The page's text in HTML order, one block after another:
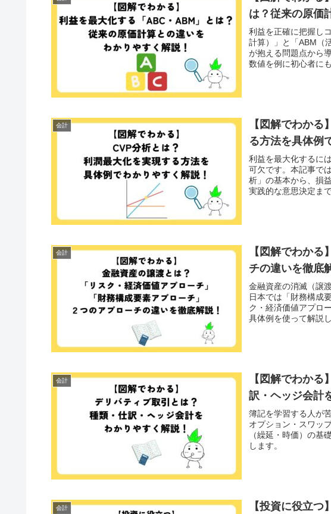
は？従来の原価
利益を正確に把握し
計算）」と「ABM（
が抱える問題点から
数値を例に初心者に
会計
【図解でわか
る方法を具体例
利益を最大化するに
可欠です。本記事で
析」の基本から、損
実践的な意思決定ま
会計
【図解でわか
チの違いを徹底
金融資産の消滅（譲
日本では「財務構成
ク・経済価値アプロ
具体例を使って解説し
会計
【図解でわか
訳・ヘッジ会計
簿記を学習する人が
オプション・スワッ
（繰延・時価）の基
します。
会計
【投資に役立